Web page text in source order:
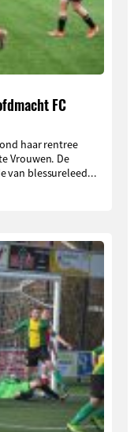
FC
haar rentree
Vrouwen. De
van blessureleed...